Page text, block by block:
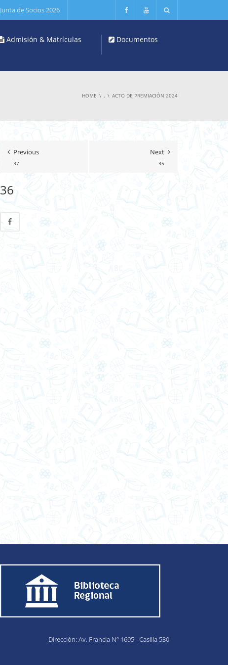
Junta de Socios 2026
Admisión & Matrículas Documentos
HOME . ACTO DE PREMIACIÓN 2024
Previous
37
Next
35
36
Dirección: Av. Francia Nº 1695 - Casilla 530